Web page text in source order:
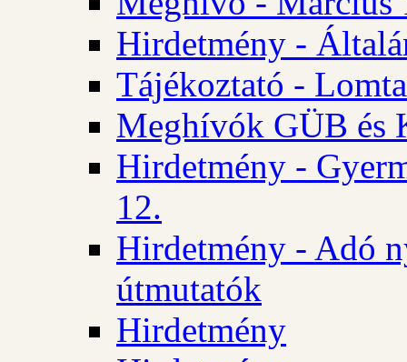
Hirdetmény -
Tájékoztató -
Meghívók GÜB és
Hirdetmény -
12.
Hirdetmény - Adó
útmutatók
Hirdetmény